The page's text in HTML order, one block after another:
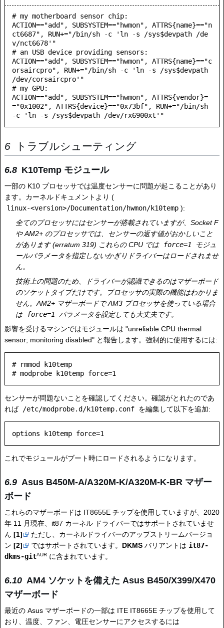
# my motherboard sensor chip:
ACTION=="add", SUBSYSTEM=="hwmon", ATTRS{name}=="n
ct6687", RUN+="/bin/sh -c 'ln -s /sys$devpath /de
v/nct6678'"
# an USB device providing sensors:
ACTION=="add", SUBSYSTEM=="hwmon", ATTRS{name}=="c
orsaircpro", RUN+="/bin/sh -c 'ln -s /sys$devpath
/dev/corsaircpro'"
# my GPU:
ACTION=="add", SUBSYSTEM=="hwmon", ATTRS{vendor}=
="0x1002", ATTRS{device}=="0x73bf", RUN+="/bin/sh
トラブルシューティング
K10Temp モジュール
一部の K10 プロセッサでは温度センサーに問題が起こることがあり
ます。カーネルドキュメントより (
linux-<version>/Documentation/hwmon/k10temp ):
全てのプロセッサにはセンサーが搭載されていますが、Socket F
や AM2+ のプロセッサでは、センサーの返す値がおかしいこと
があります (erratum 319) これらの CPU では
force=1
モジュ
ールパラメータを指定しないかぎりドライバーはロードされませ
ん。
技術上の問題のため、ドライバーが認識できるのはマザーボード
のソケットタイプだけです。プロセッサの実際の機能はわかりま
せん。AM2+ マザーボードで AM3 プロセッサを使っている場合
は
force=1 パラメータを設定しても大丈夫です。
影響を受けるマシンではモジュールは "unreliable CPU thermal
sensor; monitoring disabled" と報告します。強制的に使用するには:
# rmmod k10temp
センサーが問題ないことを確認してください。確認がとれたのであ
れば /etc/modprobe.d/k10temp.conf を編集して以下を追加:
これでモジュールがブート時にロードされるようになります。
Asus B450M-A/A320M-K/A320M-K-BR マザー
ボード
これらのマザーボードは IT8655E チップを使用していますが、2020
年 11 月現在、it87 カーネル ドライバーではサポートされていませ
ん [1]
ただし、カーネルドライバーのアップストリームバージョ
ン [2] ではサポートされています。 DKMS バリアントは it87-
dkms-gitAUR に含まれています。
AM4 ソケットを備えた Asus B450/X399/X470
マザーボード
最近の Asus マザーボードの一部は ITE IT8665E チップを使用して
おり、温度、ファン、電圧センサーにアクセスするには